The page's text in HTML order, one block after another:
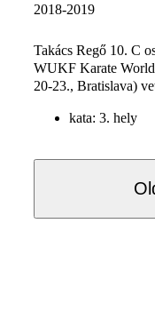
2018-2019
Takács Regő 10. C
WUKF Karate
20-23., Bratislava)
kata: 3. hely